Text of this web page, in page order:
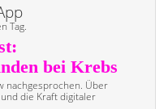
Tag.
nach­gesprochen. Über
die Kraft digitaler